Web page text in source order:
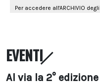
EVENTI
Al via la 2°